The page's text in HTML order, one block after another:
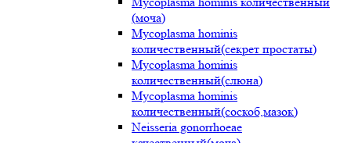
(моча)
Mycoplasma hominis
количественный(секрет простаты)
Mycoplasma hominis
количественный(слюна)
Mycoplasma hominis
количественный(соскоб,мазок)
Neisseria gonorrhoeae